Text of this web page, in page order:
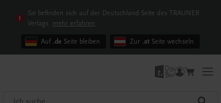
Sie befinden sich auf der Deutschland-Seite des TRAUNER
Verlags. mehr erfahren
Auf .de Seite bleiben Zur .at Seite wechseln